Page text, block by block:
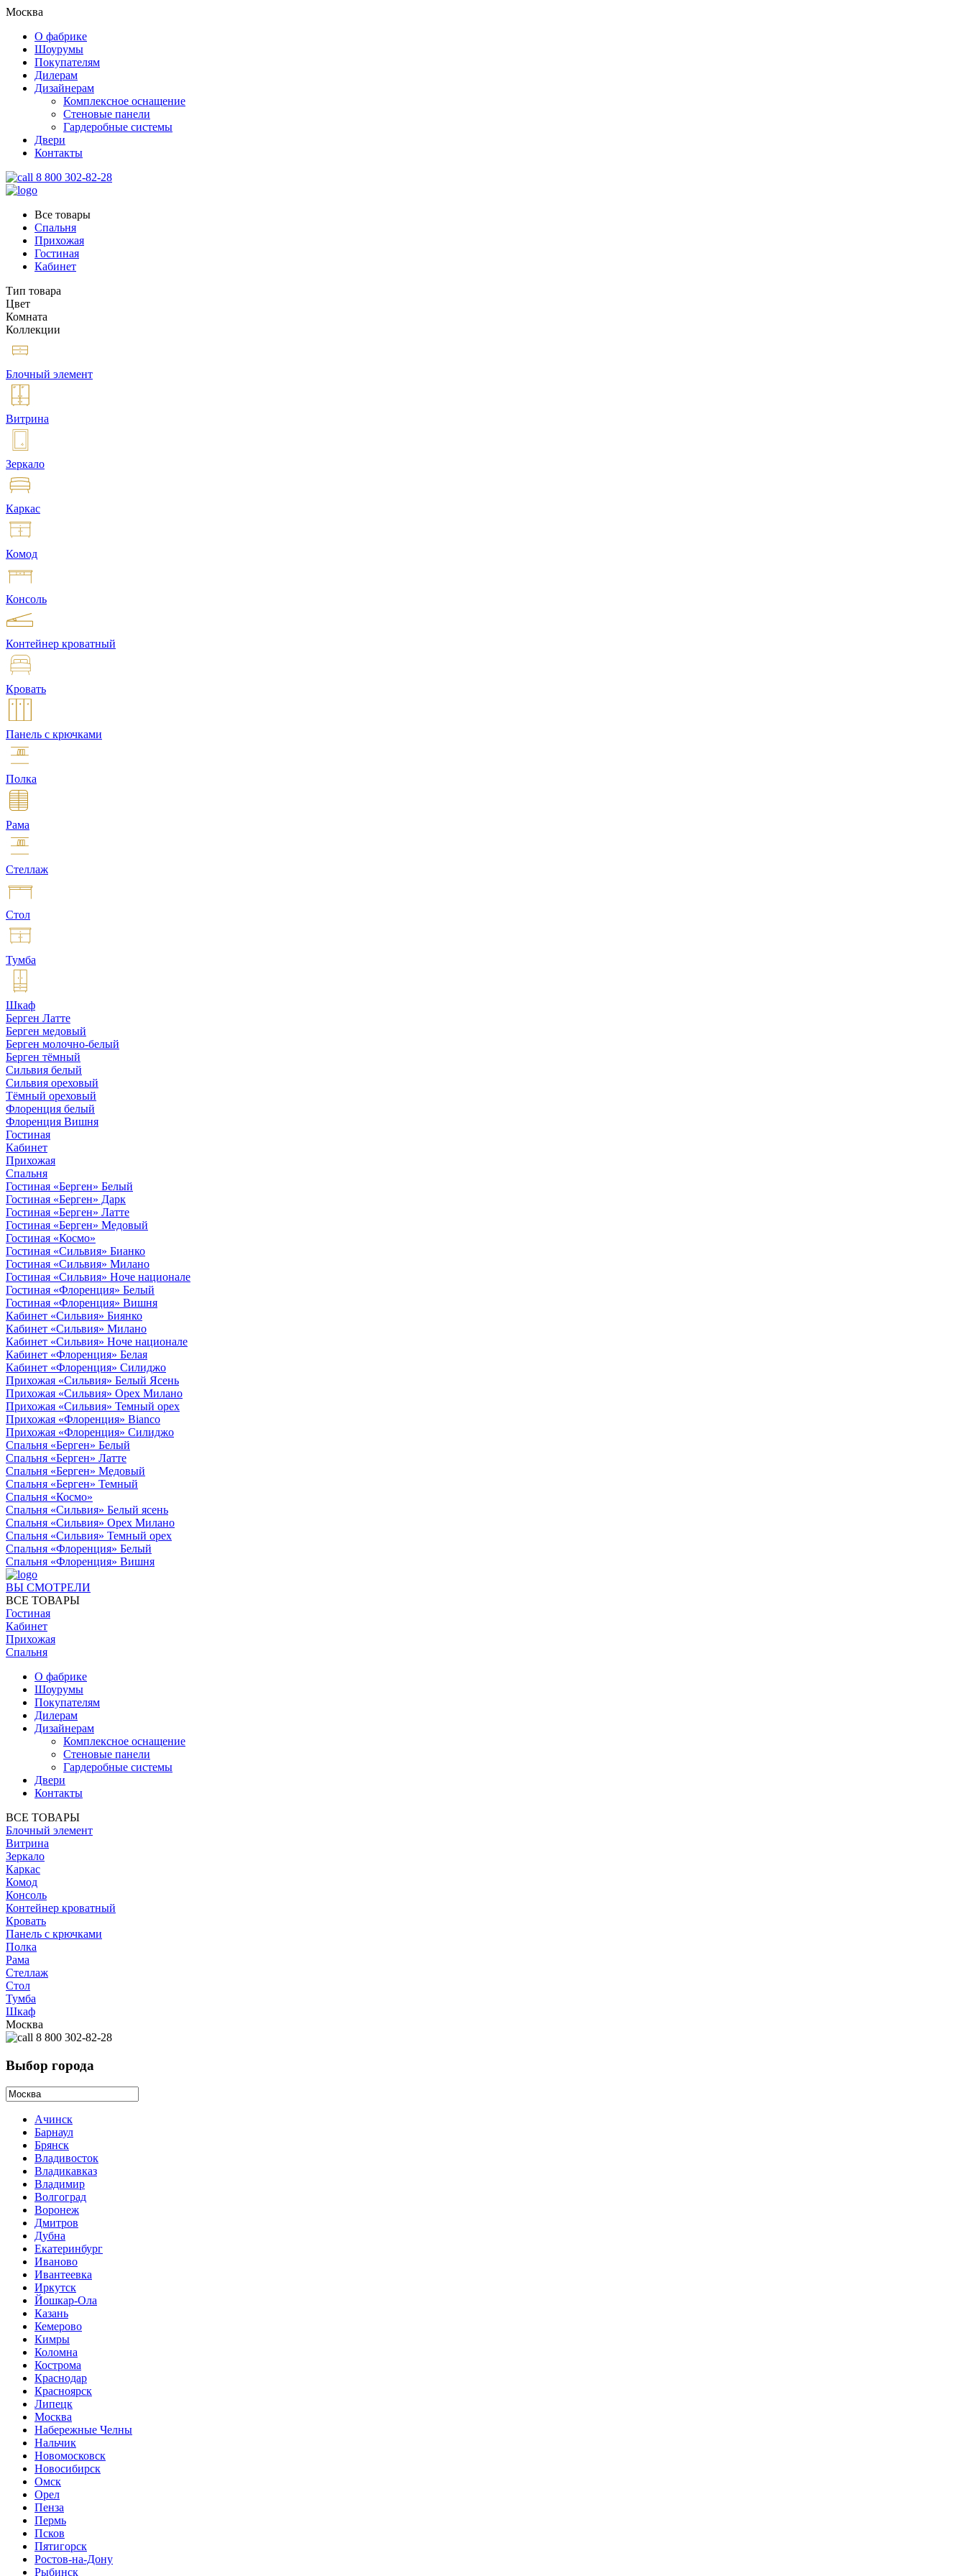
Москва
О фабрике
Шоурумы
Покупателям
Дилерам
Дизайнерам
Комплексное оснащение
Стеновые панели
Гардеробные системы
Двери
Контакты
8 800 302-82-28
Все товары
Спальня
Прихожая
Гостиная
Кабинет
Тип товара
Цвет
Комната
Коллекции
Блочный элемент
Витрина
Зеркало
Каркас
Комод
Консоль
Контейнер кроватный
Кровать
Панель с крючками
Полка
Рама
Стеллаж
Стол
Тумба
Шкаф
Берген Латте
Берген медовый
Берген молочно-белый
Берген тёмный
Сильвия белый
Сильвия ореховый
Тёмный ореховый
Флоренция белый
Флоренция Вишня
Гостиная
Кабинет
Прихожая
Спальня
Гостиная «Берген» Белый
Гостиная «Берген» Дарк
Гостиная «Берген» Латте
Гостиная «Берген» Медовый
Гостиная «Космо»
Гостиная «Сильвия» Бианко
Гостиная «Сильвия» Милано
Гостиная «Сильвия» Ноче национале
Гостиная «Флоренция» Белый
Гостиная «Флоренция» Вишня
Кабинет «Сильвия» Биянко
Кабинет «Сильвия» Милано
Кабинет «Сильвия» Ноче национале
Кабинет «Флоренция» Белая
Кабинет «Флоренция» Силиджо
Прихожая «Сильвия» Белый Ясень
Прихожая «Сильвия» Орех Милано
Прихожая «Сильвия» Темный орех
Прихожая «Флоренция» Bianco
Прихожая «Флоренция» Силиджо
Спальня «Берген» Белый
Спальня «Берген» Латте
Спальня «Берген» Медовый
Спальня «Берген» Темный
Спальня «Космо»
Спальня «Сильвия» Белый ясень
Спальня «Сильвия» Орех Милано
Спальня «Сильвия» Темный орех
Спальня «Флоренция» Белый
Спальня «Флоренция» Вишня
ВЫ СМОТРЕЛИ
ВСЕ ТОВАРЫ
Гостиная
Кабинет
Прихожая
Спальня
О фабрике
Шоурумы
Покупателям
Дилерам
Дизайнерам
Комплексное оснащение
Стеновые панели
Гардеробные системы
Двери
Контакты
ВСЕ ТОВАРЫ
Блочный элемент
Витрина
Зеркало
Каркас
Комод
Консоль
Контейнер кроватный
Кровать
Панель с крючками
Полка
Рама
Стеллаж
Стол
Тумба
Шкаф
Москва
8 800 302-82-28
Выбор города
Ачинск
Барнаул
Брянск
Владивосток
Владикавказ
Владимир
Волгоград
Воронеж
Дмитров
Дубна
Екатеринбург
Иваново
Ивантеевка
Иркутск
Йошкар-Ола
Казань
Кемерово
Кимры
Коломна
Кострома
Краснодар
Красноярск
Липецк
Москва
Набережные Челны
Нальчик
Новомосковск
Новосибирск
Омск
Орел
Пенза
Пермь
Псков
Пятигорск
Ростов-на-Дону
Рыбинск